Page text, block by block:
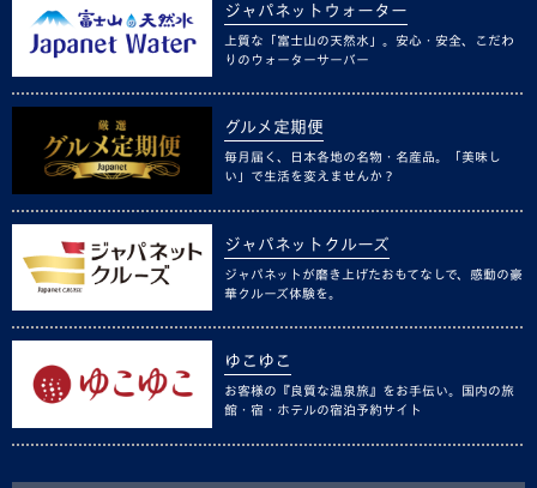
ジャパネットウォーター
上質な「富士山の天然水」。安心・安全、こだわ
りのウォーターサーバー
グルメ定期便
毎月届く、日本各地の名物・名産品。「美味し
い」で生活を変えませんか？
ジャパネットクルーズ
ジャパネットが磨き上げたおもてなしで、感動の豪
華クルーズ体験を。
ゆこゆこ
お客様の『良質な温泉旅』をお手伝い。国内の旅
館・宿・ホテルの宿泊予約サイト